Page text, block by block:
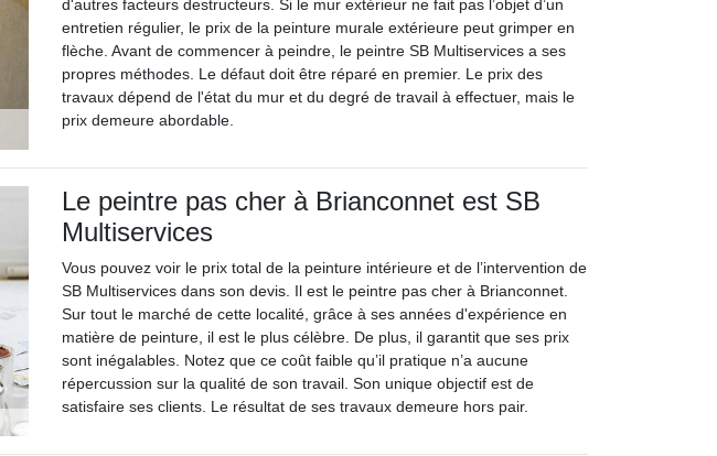
d'autres facteurs destructeurs. Si le mur extérieur ne fait pas l’objet d’un
entretien régulier, le prix de la peinture murale extérieure peut grimper en
flèche. Avant de commencer à peindre, le peintre SB Multiservices a ses
propres méthodes. Le défaut doit être réparé en premier. Le prix des
travaux dépend de l'état du mur et du degré de travail à effectuer, mais le
prix demeure abordable.
Le peintre pas cher à Brianconnet est SB
Multiservices
Vous pouvez voir le prix total de la peinture intérieure et de l’intervention de
SB Multiservices dans son devis. Il est le peintre pas cher à Brianconnet.
Sur tout le marché de cette localité, grâce à ses années d'expérience en
matière de peinture, il est le plus célèbre. De plus, il garantit que ses prix
sont inégalables. Notez que ce coût faible qu’il pratique n’a aucune
répercussion sur la qualité de son travail. Son unique objectif est de
satisfaire ses clients. Le résultat de ses travaux demeure hors pair.